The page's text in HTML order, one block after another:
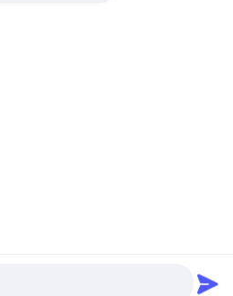
Yongsheng Innovation Technology
voorbehoudena.